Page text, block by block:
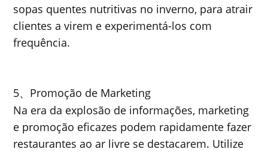
sopas quentes nutritivas no inverno, para atrair
clientes a virem e experimentá-los com
frequência.
5、 Promoção de Marketing
Na era da explosão de informações, marketing
e promoção eficazes podem rapidamente fazer
restaurantes ao ar livre se destacarem. Utilize